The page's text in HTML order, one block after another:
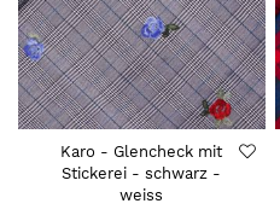
Karo - Glencheck mit
Stickerei - schwarz -
weiss